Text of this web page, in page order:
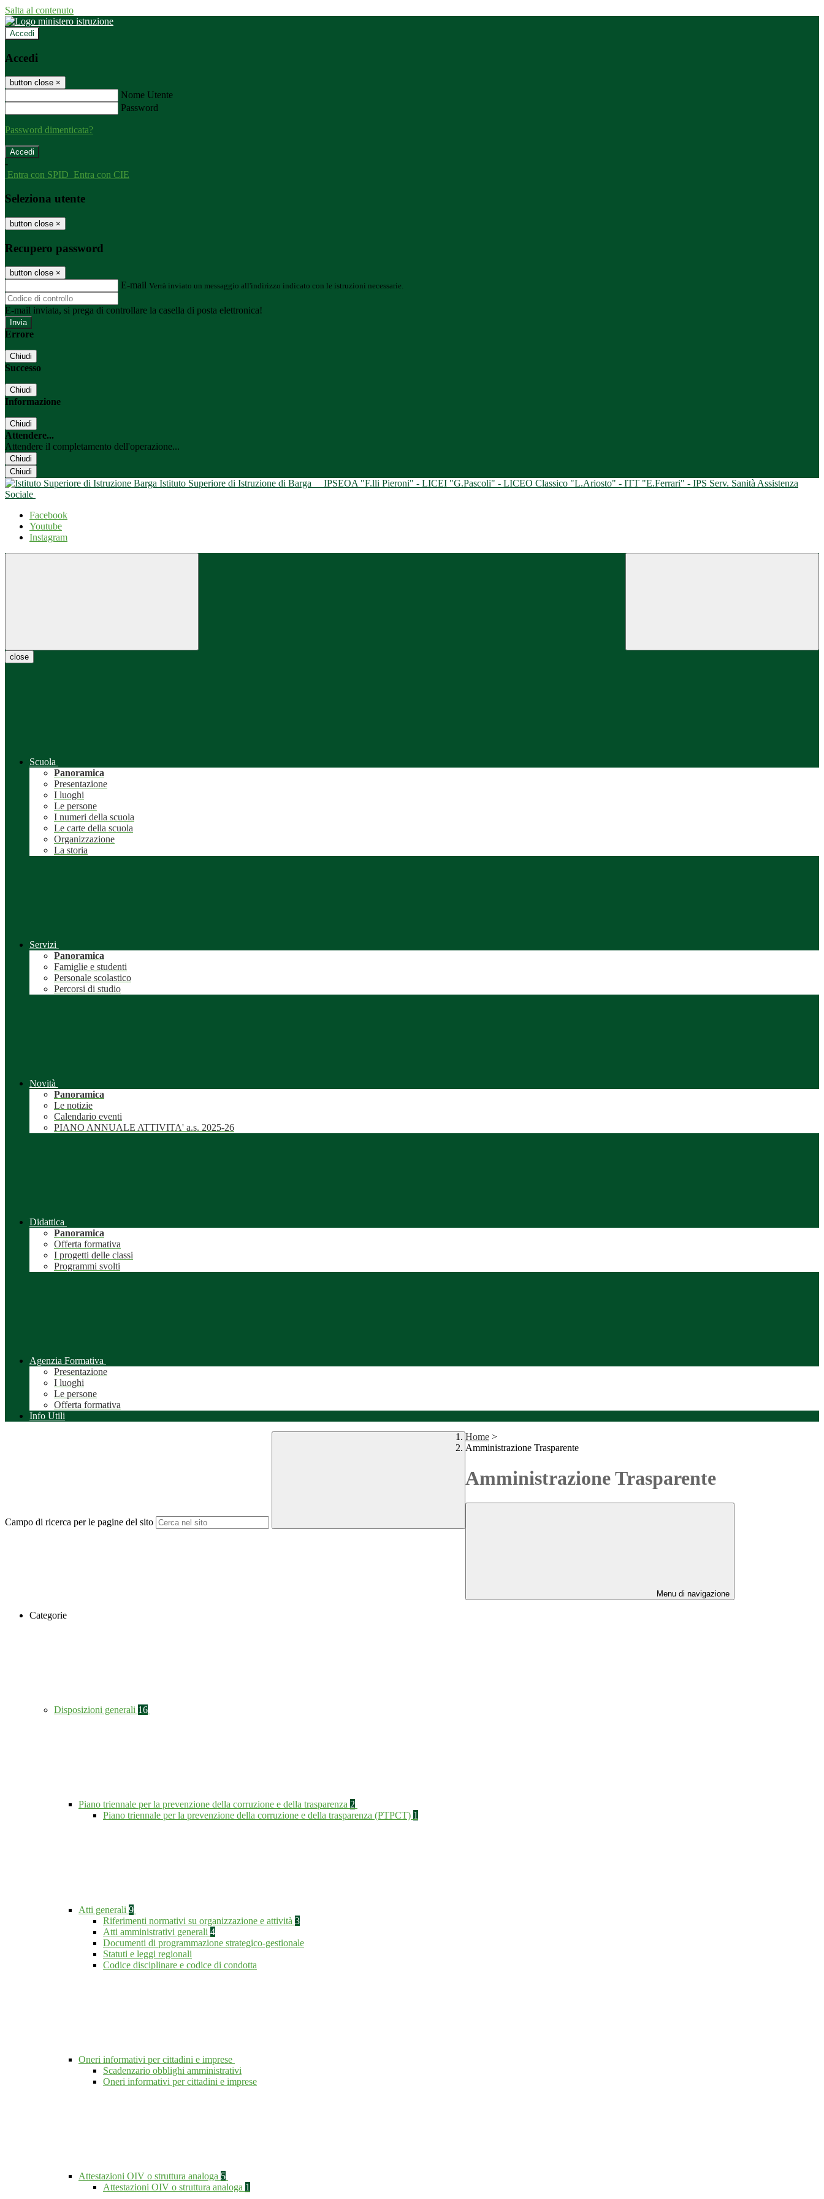
Salta al contenuto
Accedi
Accedi
button close ×
Nome Utente
Password
Password dimenticata?
-
Entra con SPID Entra con CIE
Seleziona utente
button close ×
Recupero password
button close ×
E-mail Verrà inviato un messaggio all'indirizzo indicato con le istruzioni necessarie.
E-mail inviata, si prega di controllare la casella di posta elettronica!
Errore
Chiudi
Successo
Chiudi
Informazione
Chiudi
Attendere...
Attendere il completamento dell'operazione...
Chiudi
Chiudi
Istituto Superiore di Istruzione di Barga
IPSEOA "F.lli Pieroni" - LICEI "G.Pascoli" - LICEO Classico "L.Ariosto" - ITT "E.Ferrari" - IPS Serv. Sanità Assistenza
Sociale
Facebook
Youtube
Instagram
close
Scuola
Panoramica
Presentazione
I luoghi
Le persone
I numeri della scuola
Le carte della scuola
Organizzazione
La storia
Servizi
Panoramica
Famiglie e studenti
Personale scolastico
Percorsi di studio
Novità
Panoramica
Le notizie
Calendario eventi
PIANO ANNUALE ATTIVITA' a.s. 2025-26
Didattica
Panoramica
Offerta formativa
I progetti delle classi
Programmi svolti
Agenzia Formativa
Presentazione
I luoghi
Le persone
Offerta formativa
Info Utili
Campo di ricerca per le pagine del sito
Home >
Amministrazione Trasparente
Amministrazione Trasparente
Menu di navigazione
Categorie
Disposizioni generali 16
Piano triennale per la prevenzione della corruzione e della trasparenza 2
Piano triennale per la prevenzione della corruzione e della trasparenza (PTPCT) 1
Atti generali 9
Riferimenti normativi su organizzazione e attività 3
Atti amministrativi generali 4
Documenti di programmazione strategico-gestionale
Statuti e leggi regionali
Codice disciplinare e codice di condotta
Oneri informativi per cittadini e imprese
Scadenzario obblighi amministrativi
Oneri informativi per cittadini e imprese
Attestazioni OIV o struttura analoga 5
Attestazioni OIV o struttura analoga 1